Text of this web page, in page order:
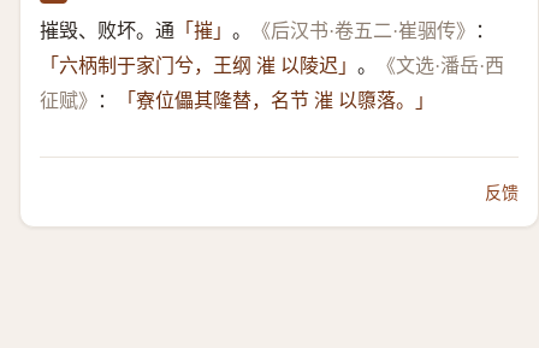
摧毁、败坏。通 「摧」 。 《后汉书·卷五二·崔骃传》 ：
「六柄制于家门兮，王纲 漼 以陵迟」 。
《文选·潘岳·西
征赋》
： 「寮位儡其隆替，名节 漼 以隳落。」
反馈